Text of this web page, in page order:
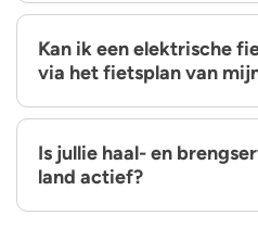
Kan ik een elektrische
via het fietsplan van
Is jullie haal- en
land actief?